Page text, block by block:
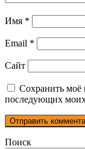
Имя *
Email *
Сайт
Сохранить моё
последующих
Поиск